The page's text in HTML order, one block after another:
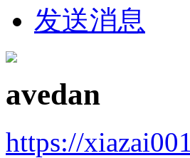
发送消息
avedan
https://